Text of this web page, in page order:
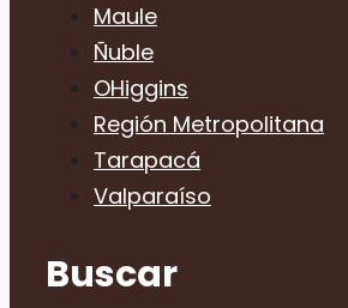
Maule
Ñuble
OHiggins
Región Metropolitana
Tarapacá
Valparaíso
Buscar